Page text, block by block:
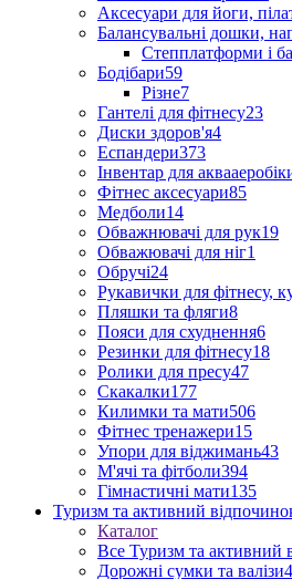
Аксесуари для йоги,
Балансувальні дошки,
Степплатформи і
Бодібари59
Різне7
Гантелі для фітнесу23
Диски здоров'я4
Еспандери373
Інвентар для
Фітнес аксесуари85
Медболи14
Обважнювачі для рук19
Обважювачі для ніг1
Обручі24
Рукавички для фітнесу,
Пляшки та фляги8
Пояси для схуднення6
Резинки для фітнесу18
Ролики для пресу47
Скакалки177
Килимки та мати506
Фітнес тренажери15
Упори для віджимань43
М'ячі та фітболи394
Гімнастичні мати135
Туризм та активний
Каталог
Все Туризм та активний
Дорожні сумки та валізи